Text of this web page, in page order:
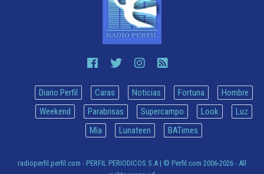
Diario Perfil Caras Noticias Fortuna
Hombre
Weekend
Parabrisas Supercampo Look
Luz
Mía
Lunateen BATimes
radioperfil.perfil.com - PERFIL PERIODICOS S.A | © Perfil.com 2006-2026 - All